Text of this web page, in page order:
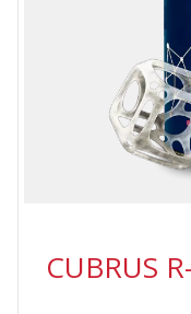
CUBRUS